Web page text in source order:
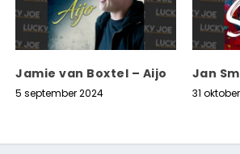
Jamie van Boxtel – Aijo
5 september 2024
Jan
31